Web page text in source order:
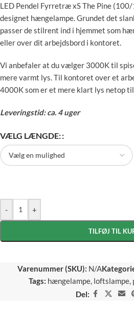
LED Pendel Fyrretræ xS The Pine
designet hængelampe. Grundet det
passer de stilrent ind i hjemmet som
eller over dit arbejdsbord i kontoret.
Vi anbefaler at du vælger 3000K til
mere varmt lys. Til kontoret over et
4000K som er et mere klart lys netop
Leveringstid: ca. 4 uger
VÆLG LÆNGDE:
- +
TILFØJ TIL
Varenummer (SKU): N/A
Tags: hængelampe, loftslampe,
Del: